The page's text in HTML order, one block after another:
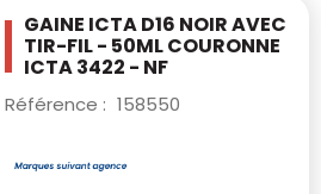
GAINE ICTA D16 NOIR AVEC
TIR-FIL - 50MLCOURONNE
ICTA 3422 - NF
Référence : 158550